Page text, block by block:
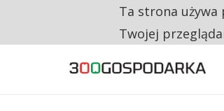
CO TRZECIĄ
Ta strona
Twojej